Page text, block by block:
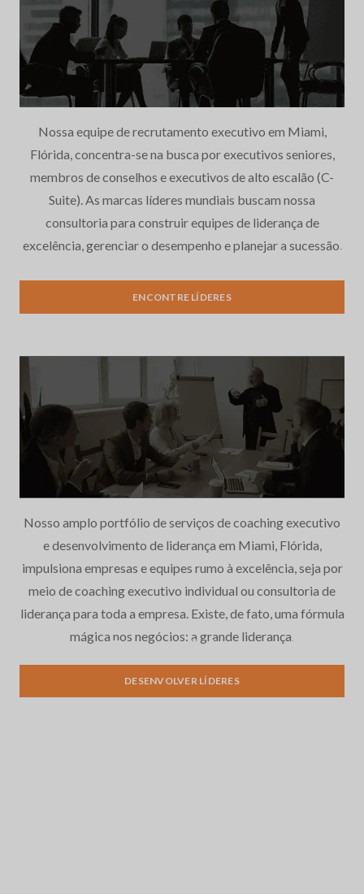
Recrutamento e seleção de
executivos
Nossa equipe de recrutamento executivo em Miami,
Flórida, concentra-se na busca por executivos seniores,
membros de conselhos e executivos de alto escalão (C-
Suite). As marcas líderes mundiais buscam nossa
consultoria para construir equipes de liderança de
excelência, gerenciar o desempenho e planejar a sucessão.
ENCONTRE LÍDERES
Desenvolvimento de
liderança
Nosso amplo portfólio de serviços de coaching executivo
e desenvolvimento de liderança em Miami, Flórida,
impulsiona empresas e equipes rumo à excelência, seja por
meio de coaching executivo individual ou consultoria de
liderança para toda a empresa. Existe, de fato, uma fórmula
mágica nos negócios: a grande liderança.
DESENVOLVER LÍDERES